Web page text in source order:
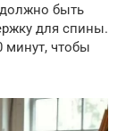
должно быть
для спины.
чтобы